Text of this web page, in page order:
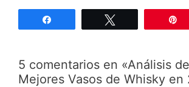
5 comentarios en «Análisis
Mejores Vasos de Whisky en